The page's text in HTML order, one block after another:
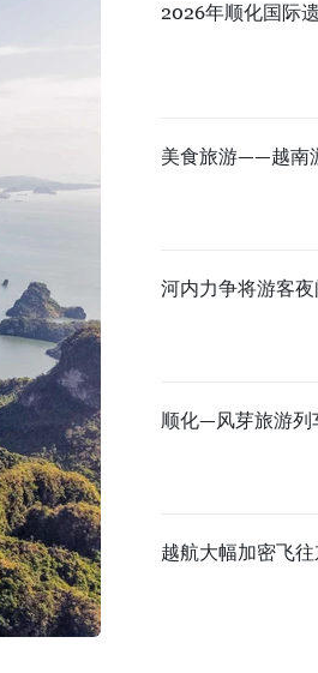
2026年顺化国际
美食旅游——越南
河内力争将游客
顺化—风芽旅游列
越航大幅加密飞